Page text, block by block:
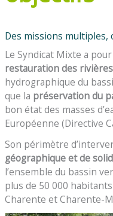
Des missions multiples,
Le Syndicat Mixte a
restauration des
hydrographique du
que la préservation du
bon état des masses
Européenne (Directive
Son périmètre
géographique et de
l’ensemble du bassin
plus de 50 000
Charente et Charente-